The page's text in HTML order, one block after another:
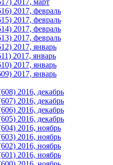
2017, февраль
2017, февраль
2017, февраль
2017, февраль
2017, январь
2017, январь
2017, январь
2017, январь
2016, декабрь
2016, декабрь
2016, декабрь
2016, декабрь
2016, ноябрь
2016, ноябрь
2016, ноябрь
2016, ноябрь